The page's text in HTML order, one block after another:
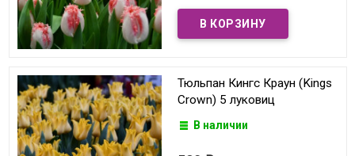
Тюльпан Кингс Краун (Kings
Crown) 5 луковиц
В наличии